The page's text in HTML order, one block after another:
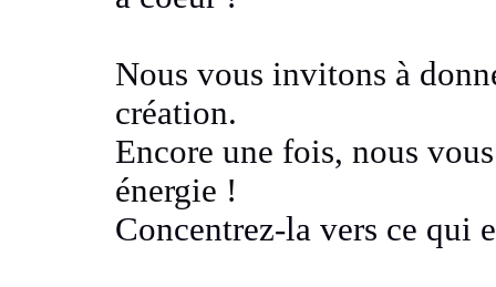
Nous vous invitons à
création.
Encore une fois, nous
énergie !
Concentrez-la vers ce qui